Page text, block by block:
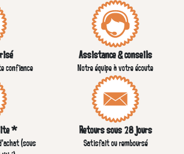
confiance
Assistance & conseils
Notre équipe à votre écoute
*
(sous
Retours sous 28 jours
Satisfait ou remboursé